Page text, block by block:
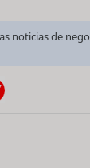
noticias de